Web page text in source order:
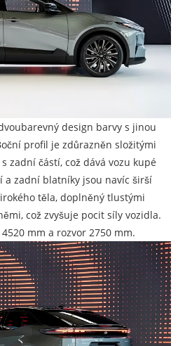
design barvy s jinou
profil je zdůrazněn složitými
zadní částí, což dává vozu kupé
a zadní blatníky jsou navíc širší
těla, doplněný tlustými
což zvyšuje pocit síly vozidla.
mm a rozvor 2750 mm.